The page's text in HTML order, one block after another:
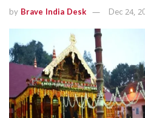
by Brave India Desk Dec 24,